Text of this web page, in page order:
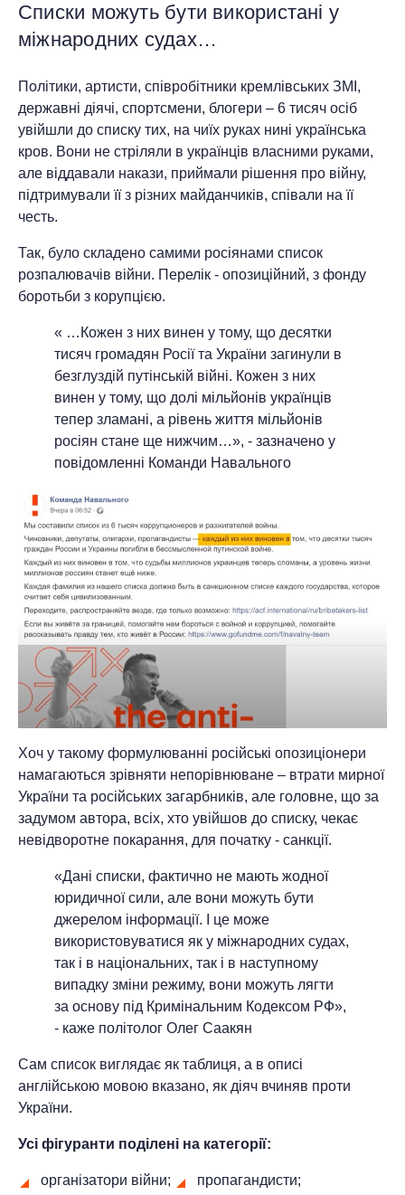
Списки можуть бути використані у
міжнародних судах…
Політики, артисти, співробітники кремлівських ЗМІ,
державні діячі, спортсмени, блогери – 6 тисяч осіб
увійшли до списку тих, на чиїх руках нині українська
кров. Вони не стріляли в українців власними руками,
але віддавали накази, приймали рішення про війну,
підтримували її з різних майданчиків, співали на її
честь.
Так, було складено самими росіянами список
розпалювачів війни. Перелік - опозиційний, з фонду
боротьби з корупцією.
« …Кожен з них винен у тому, що десятки
тисяч громадян Росії та України загинули в
безглуздій путінській війні. Кожен з них
винен у тому, що долі мільйонів українців
тепер зламані, а рівень життя мільйонів
росіян стане ще нижчим…», - зазначено у
повідомленні Команди Навального
Хоч у такому формулюванні російські опозиціонери
намагаються зрівняти непорівнюване – втрати мирної
України та російських загарбників, але головне, що за
задумом автора, всіх, хто увійшов до списку, чекає
невідворотне покарання, для початку - санкції.
«Дані списки, фактично не мають жодної
юридичної сили, але вони можуть бути
джерелом інформації. І це може
використовуватися як у міжнародних судах,
так і в національних, так і в наступному
випадку зміни режиму, вони можуть лягти
за основу під Кримінальним Кодексом РФ»,
- каже політолог Олег Саакян
Сам список виглядає як таблиця, а в описі
англійською мовою вказано, як діяч вчиняв проти
України.
Усі фігуранти поділені на категорії:
організатори війни; пропагандисти;